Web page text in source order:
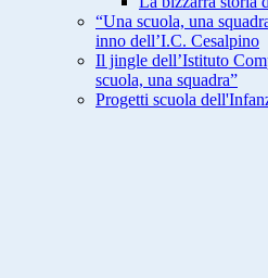
“Una scuola, una
inno dell’I.C. Cesalpino
Il jingle dell’Istituto
scuola, una squadra”
Progetti scuola